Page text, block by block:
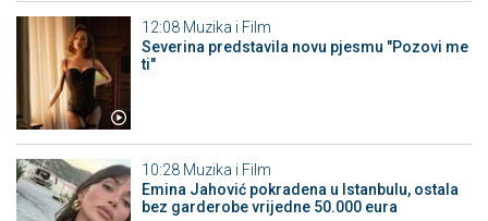
12:08 Muzika i Film
Severina predstavila novu pjesmu "Pozovi me
ti"
10:28 Muzika i Film
Emina Jahović pokradena u Istanbulu, ostala
bez garderobe vrijedne 50.000 eura